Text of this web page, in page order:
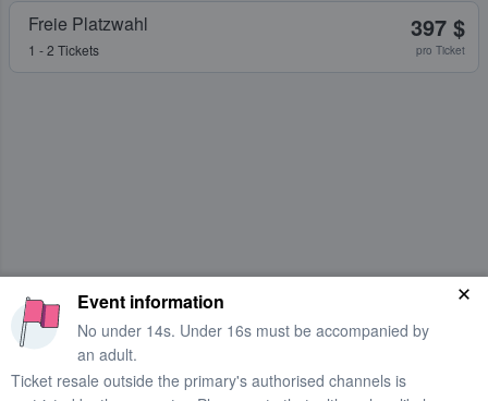
Freie Platzwahl
1 - 2 Tickets
397 $
pro Ticket
Event information
No under 14s. Under 16s must be accompanied by
an adult.
Ticket resale outside the primary's authorised channels is